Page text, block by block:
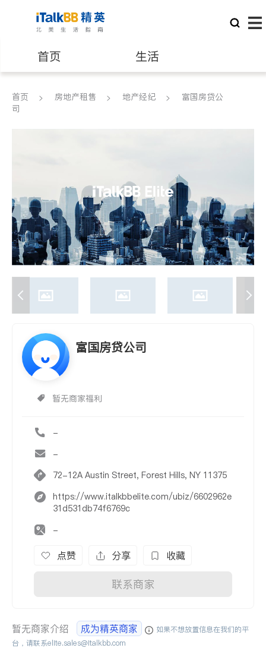
首页 生活
医生 律师
养老 非盈利组织
首页 房地产租售 地产经纪
富国房贷公
司
富国房贷公司
暂无商家福利
-
-
72-12A Austin Street, Forest Hills, NY 11375
https://www.italkbbelite.com/ubiz/6602962e
31d531db74f6769c
-
点赞 分享 收藏
联系商家
暂无商家介绍 成为精英商家
如果不想放置信息在我们的平
台，请联系elite.sales@italkbb.com